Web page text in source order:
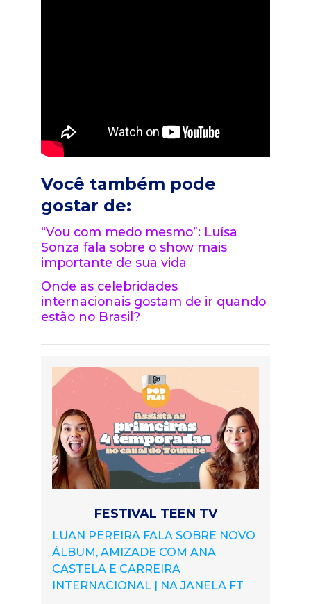
Você também pode
gostar de:
“Vou com medo mesmo”: Luísa
Sonza fala sobre o show mais
importante de sua vida
Onde as celebridades
internacionais gostam de ir quando
estão no Brasil?
FESTIVAL TEEN TV
LUAN PEREIRA FALA SOBRE NOVO
ÁLBUM, AMIZADE COM ANA
CASTELA E CARREIRA
INTERNACIONAL | NA JANELA FT